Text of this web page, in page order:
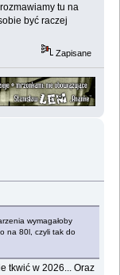
rozmawiamy tu na
być raczej
Zapisane
wymagałoby
na 80l, czyli tak do
tkwić w 2026... Oraz